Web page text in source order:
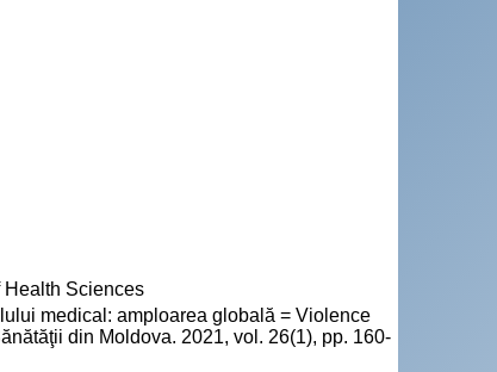
Health Sciences
medical: amploarea globală = Violence
din Moldova. 2021, vol. 26(1), pp. 160-